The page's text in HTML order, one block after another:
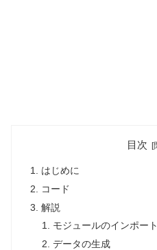
目次
はじめに
コード
解説
モジュールのインポート
データの生成